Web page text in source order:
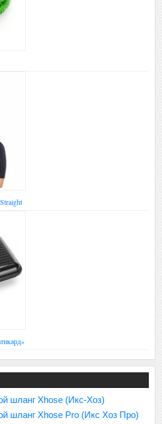
шланг Xhose (Икс-Хоз)
шланг Xhose Pro (Икс Хоз Про)